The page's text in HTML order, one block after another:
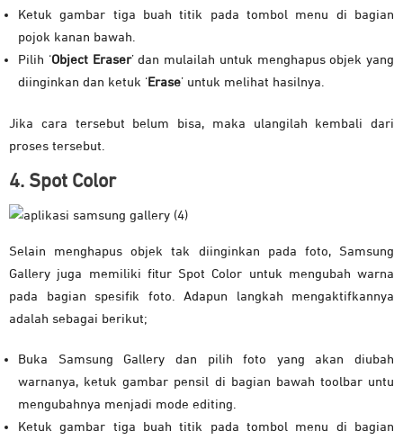
Ketuk gambar tiga buah titik pada tombol menu di bagian
pojok kanan bawah.
Pilih ‘Object Eraser’ dan mulailah untuk menghapus objek yang
diinginkan dan ketuk ‘Erase’ untuk melihat hasilnya.
Jika cara tersebut belum bisa, maka ulangilah kembali dari
proses tersebut.
4. Spot Color
Selain menghapus objek tak diinginkan pada foto, Samsung
Gallery juga memiliki fitur Spot Color untuk mengubah warna
pada bagian spesifik foto. Adapun langkah mengaktifkannya
adalah sebagai berikut;
Buka Samsung Gallery dan pilih foto yang akan diubah
warnanya, ketuk gambar pensil di bagian bawah toolbar untu
mengubahnya menjadi mode editing.
Ketuk gambar tiga buah titik pada tombol menu di bagian